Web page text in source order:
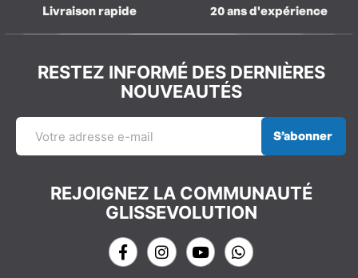
Livraison rapide 20 ans d'expérience
RESTEZ INFORMÉ DES DERNIÈRES
NOUVEAUTÉS
S’abonner
REJOIGNEZ LA COMMUNAUTÉ
GLISSEVOLUTION